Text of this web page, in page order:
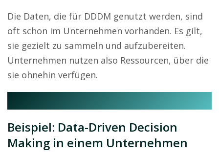
Die Daten, die für DDDM genutzt werden, sind
oft schon im Unternehmen vorhanden. Es gilt,
sie gezielt zu sammeln und aufzubereiten.
Unternehmen nutzen also Ressourcen, über die
sie ohnehin verfügen.
Beispiel: Data-Driven Decision
Making in einem Unternehmen